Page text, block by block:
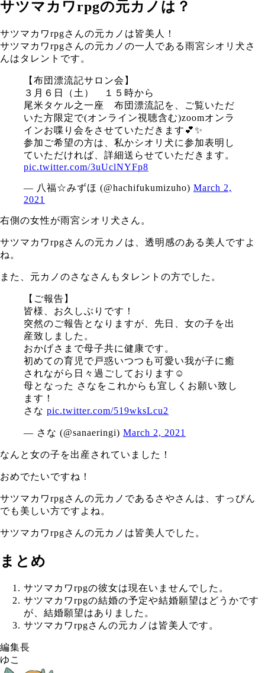
サツマカワrpgの元カノは？
サツマカワrpgさんの元カノは皆美人！
サツマカワrpgさんの元カノの一人である雨宮シオリ犬さ
んはタレントです。
【布団漂流記サロン会】
３月６日（土） １５時から
尾米タケル之一座 布団漂流記を、ご覧いただ
いた方限定で(オンライン視聴含む)zoomオンラ
インお喋り会をさせていただきます💕✨
参加ご希望の方は、私かシオリ犬に参加表明し
ていただければ、詳細送らせていただきます。
pic.twitter.com/3uUclNYFp8
— 八福☆みずほ (@hachifukumizuho) March 2,
2021
右側の女性が雨宮シオリ犬さん。
サツマカワrpgさんの元カノは、透明感のある美人ですよ
ね。
また、元カノのさなさんもタレントの方でした。
【ご報告】
皆様、お久しぶりです！
突然のご報告となりますが、先日、女の子を出
産致しました。
おかげさまで母子共に健康です。
初めての育児で戸惑いつつも可愛い我が子に癒
されながら日々過ごしております☺️
母となった さなをこれからも宜しくお願い致し
ます！
さな pic.twitter.com/519wksLcu2
— さな (@sanaeringi) March 2, 2021
なんと女の子を出産されていました！
おめでたいですね！
サツマカワrpgさんの元カノであるさやさんは、すっぴん
でも美しい方ですよね。
サツマカワrpgさんの元カノは皆美人でした。
まとめ
サツマカワrpgの彼女は現在いませんでした。
サツマカワrpgの結婚の予定や結婚願望はどうかです
が、結婚願望はありました。
サツマカワrpgさんの元カノは皆美人です。
編集長
ゆこ